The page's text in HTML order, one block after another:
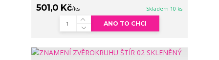
501,0 Kč/ks Skladem 10 ks
ANO TO CHCI